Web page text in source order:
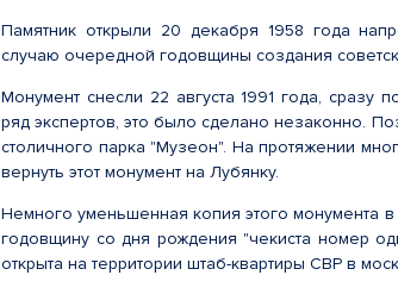
Памятник открыли 20 декабря 1958 года
случаю очередной годовщины создания
Монумент снесли 22 августа 1991 года, сразу
ряд экспертов, это было сделано незаконно.
столичного парка "Музеон". На протяжении
вернуть этот монумент на Лубянку.
Немного уменьшенная копия этого монумента
годовщину со дня рождения "чекиста номер
открыта на территории штаб-квартиры СВР в